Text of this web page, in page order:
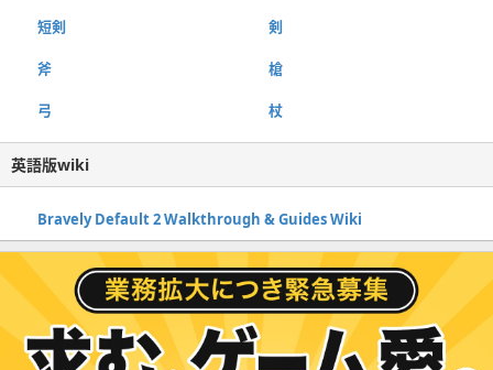
短剣 剣
斧 槍
弓 杖
英語版wiki
Bravely Default 2 Walkthrough & Guides Wiki